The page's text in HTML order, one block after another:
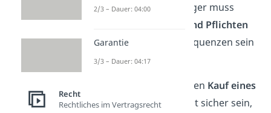
soll. Das heißt, jeder Bürger muss
Rechte und Pflichten
er hat und welche Konsequenzen sein
Handeln haben kann.
Als Beispiel können wir den Kauf eines
Hausesnehmen. Du willst sicher sein,
2/3 – Dauer: 04:00
Garantie
3/3 – Dauer: 04:17
Recht
Rechtliches im Vertragsrecht